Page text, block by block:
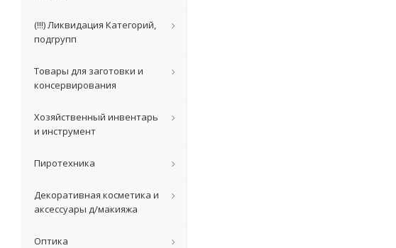
(!!!) Ликвидация Категорий,
подгрупп
Товары для заготовки и
консервирования
Хозяйственный инвентарь
и инструмент
Пиротехника
Декоративная косметика и
аксессуары д/макияжа
Оптика